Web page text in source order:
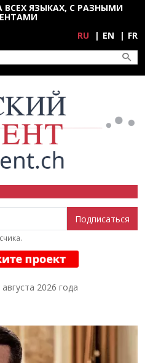
ВСЕХ ЯЗЫКАХ, С РАЗНЫМИ
RU EN FR
2026 года